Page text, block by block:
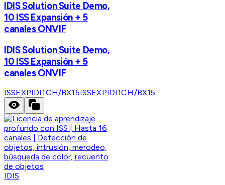
IDIS Solution Suite Demo,
10 ISS Expansión + 5
canales ONVIF
IDIS Solution Suite Demo,
10 ISS Expansión + 5
canales ONVIF
ISSEXPIDI1CH/BX15ISSEXPIDI1CH/BX15
IDIS